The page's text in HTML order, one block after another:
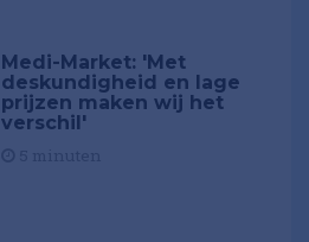
Medi-Market: 'Met
deskundigheid en lage
prijzen maken wij het
verschil'